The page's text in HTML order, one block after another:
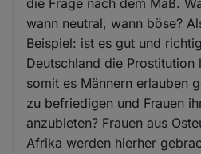
die Frage nach dem Maß.
wann neutral, wann böse?
Beispiel: ist es gut und
Deutschland die Prostitution
somit es Männern erlauben
zu befriedigen und Frauen
anzubieten? Frauen aus
Afrika werden hierher